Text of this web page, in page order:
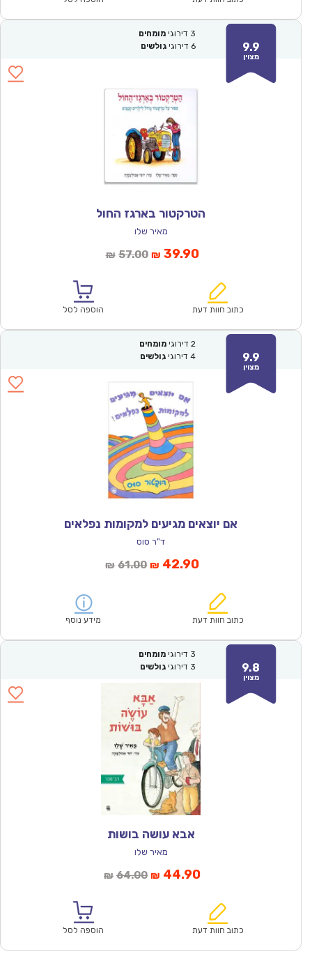
9.9
מצוין
3 דירוגי מומחים
6 דירוגי גולשים
הטרקטור בארגז החול
מאיר שלו
₪ 57.00המחיר
₪57.00.
₪ 39.90המחיר
הוא:
כתוב חוות דעת הוספה לסל
9.9
מצוין
2 דירוגי מומחים
4 דירוגי גולשים
אם יוצאים מגיעים למקומות נפלאים
ד"ר סוס
₪ 61.00המחיר
₪61.00.
₪ 42.90המחיר
הוא:
כתוב חוות דעת מידע נוסף
9.8
מצוין
3 דירוגי מומחים
3 דירוגי גולשים
אבא עושה בושות
מאיר שלו
₪ 64.00המחיר
₪64.00.
₪ 44.90המחיר
הוא:
כתוב חוות דעת הוספה לסל